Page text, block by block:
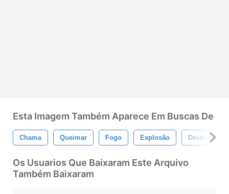
Esta Imagem Também Aparece Em Buscas De
Chama Queimar Fogo Explosão Destruir
Os Usuarios Que Baixaram Este Arquivo
Também Baixaram